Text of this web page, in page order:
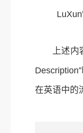
上述内
在英语中的